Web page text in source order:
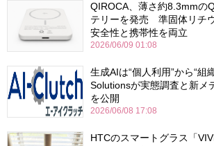
QIROCA、薄さ約8.3mmの
テリーを発売 準固体リチ
安全性と携帯性を両立
2026/06/09 01:08
生成AIは“個人利用”から“
Solutionsが実態調査と新メ
を公開
2026/06/08 17:08
HTCのスマートグラス「